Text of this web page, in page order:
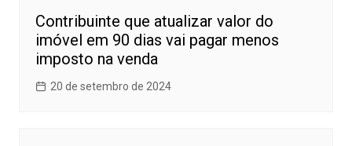
Contribuinte que atualizar valor do
imóvel em 90 dias vai pagar menos
imposto na venda
20 de setembro de 2024